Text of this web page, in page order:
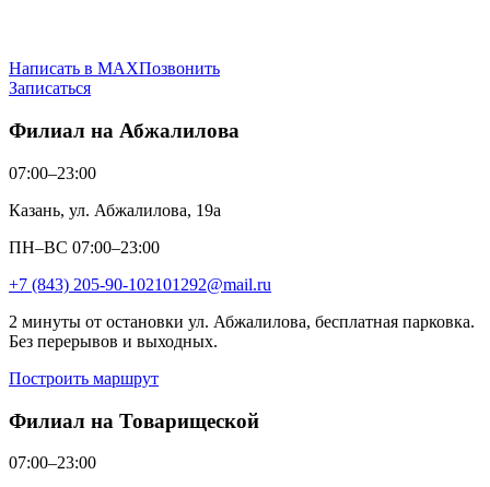
Написать в MAXПозвонить
Записаться
Филиал на Абжалилова
07:00–23:00
Казань, ул. Абжалилова, 19а
ПН–ВС 07:00–23:00
+7 (843) 205-90-102101292@mail.ru
2 минуты от остановки ул. Абжалилова, бесплатная парковка.
Без перерывов и выходных.
Построить маршрут
Филиал на Товарищеской
07:00–23:00